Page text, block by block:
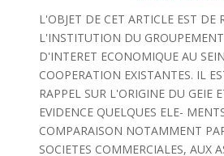
L'OBJET DE CET ARTICLE EST DE
L'INSTITUTION DU
D'INTERET ECONOMIQUE AU
COOPERATION EXISTANTES. IL
RAPPEL SUR L'ORIGINE DU GEIE
EVIDENCE QUELQUES ELE-
COMPARAISON NOTAMMENT
SOCIETES COMMERCIALES, AUX